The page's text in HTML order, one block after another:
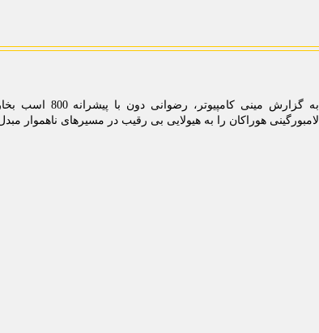
به گزارش مینی
لامبورگینی هوراکان را به هیولایی بی رقیب در مسیرهای ناهموار